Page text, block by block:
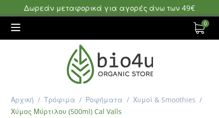
Δωρεάν μεταφορικά για αγορές άνω των 49€
0
Αρχική / Τρόφιμα / Ροφήματα / Χυμοί & Smoothies /
Χύμος Μύρτιλου (500ml) Cal Valls